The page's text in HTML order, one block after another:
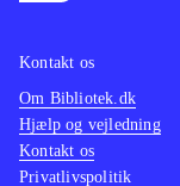
Kontakt os
Om Bibliotek.dk
Hjælp og vejledning
Kontakt os
Privatlivspolitik